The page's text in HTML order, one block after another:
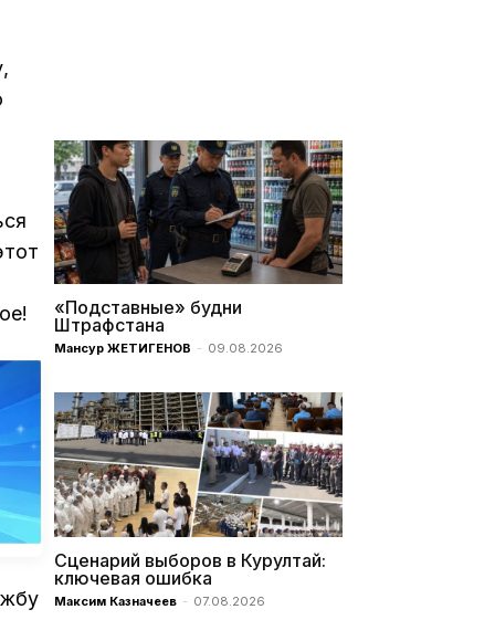
«Подставные» будни
Штрафстана
Мансур ЖЕТИГЕНОВ - 09.08.2026
Сценарий выборов в Курултай:
ключевая ошибка
Максим Казначеев - 07.08.2026